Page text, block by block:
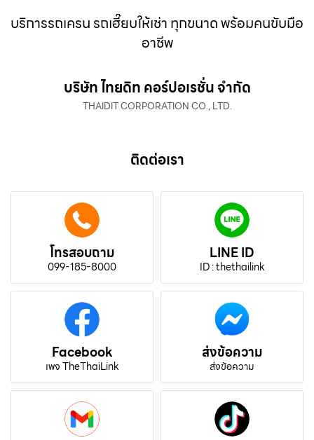
บริการรถเครน รถเฮี๊ยบให้เช่า ทุกขนาด พร้อมคนขับมือ
อาชีพ
บริษัท ไทยดิท คอร์ปอเรชั่น จำกัด
THAIDIT CORPORATION CO., LTD.
ติดต่อเรา
โทรสอบถาม
099-185-8000
LINE ID
ID : thethailink
Facebook
เพจ TheThaiLink
ส่งข้อความ
ส่งข้อความ